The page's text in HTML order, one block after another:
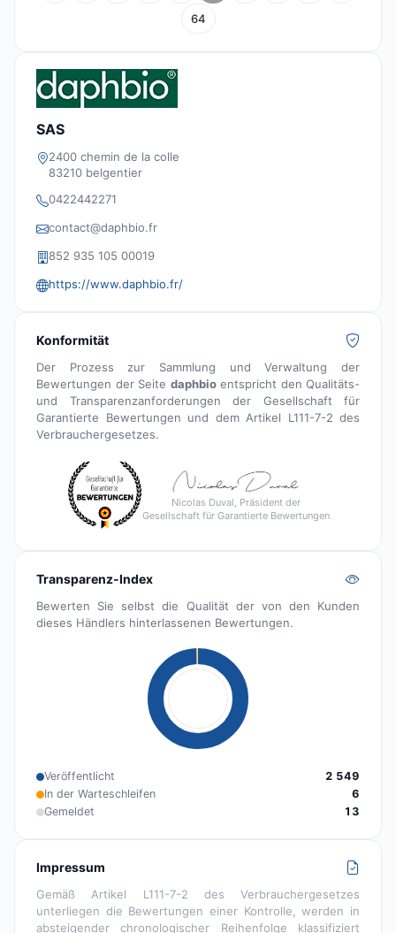
64
SAS
2400 chemin de la colle
83210 belgentier
0422442271
contact@daphbio.fr
852 935 105 00019
https://www.daphbio.fr/
Konformität
Der Prozess zur Sammlung und Verwaltung der
Bewertungen der Seite daphbioentspricht den Qualitäts-
und Transparenzanforderungen der Gesellschaft für
Garantierte Bewertungen und dem Artikel L111-7-2 des
Verbrauchergesetzes.
Nicolas Duval, Präsident der
Gesellschaft für Garantierte Bewertungen
Transparenz-Index
Bewerten Sie selbst die Qualität der von den Kunden
dieses Händlers hinterlassenen Bewertungen.
Veröffentlicht
2 549
In der Warteschleifen
6
Gemeldet
13
Impressum
Gemäß Artikel L111-7-2 des Verbrauchergesetzes
unterliegen die Bewertungen einer Kontrolle, werden in
absteigender chronologischer Reihenfolge klassifiziert